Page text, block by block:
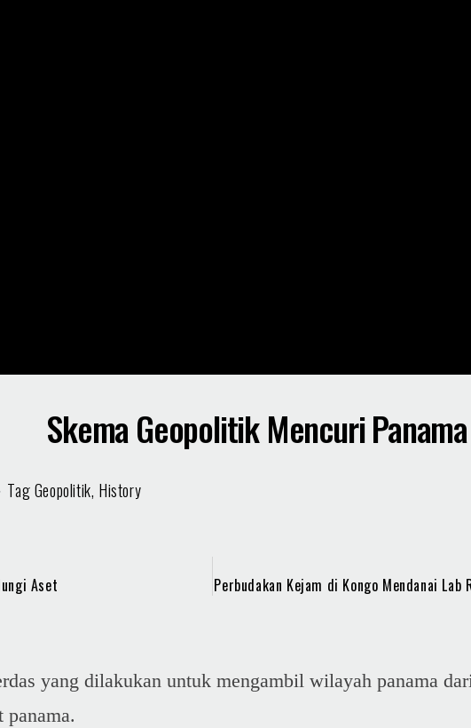
Skema Geopolitik Mencuri Panama
TagGeopolitik, History
Aset Perbudakan Kejam di Kongo Mendanai Lab
yang dilakukan untuk mengambil wilayah panama